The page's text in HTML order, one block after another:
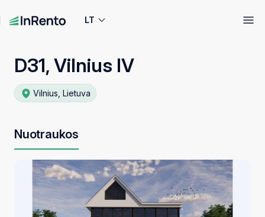
LT
D31, Vilnius IV
Vilnius, Lietuva
Nuotraukos